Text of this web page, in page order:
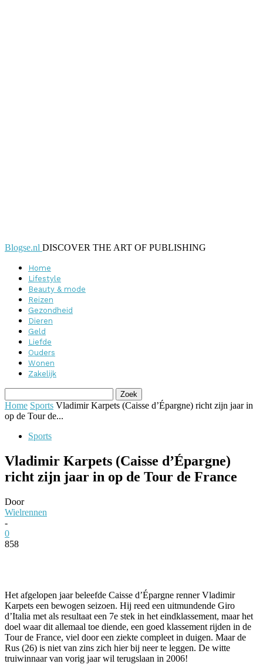
Blogse.nl DISCOVER THE ART OF PUBLISHING
Home
Lifestyle
Beauty & mode
Reizen
Gezondheid
Dieren
Geld
Liefde
Ouders
Wonen
Zakelijk
Home Sports Vladimir Karpets (Caisse d’Épargne) richt zijn jaar in
op de Tour de...
Sports
Vladimir Karpets (Caisse d’Épargne)
richt zijn jaar in op de Tour de France
Door
Wielrennen
-
0
858
Het afgelopen jaar beleefde Caisse d’Épargne renner Vladimir
Karpets een bewogen seizoen. Hij reed een uitmundende Giro
d’Italia met als resultaat een 7e stek in het eindklassement, maar het
doel waar dit allemaal toe diende, een goed klassement rijden in de
Tour de France, viel door een ziekte compleet in duigen. Maar de
Rus (26) is niet van zins zich hier bij neer te leggen. De witte
truiwinnaar van vorig jaar wil terugslaan in 2006!